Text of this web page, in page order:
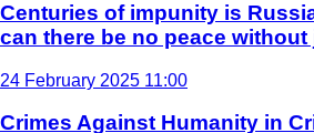
Centuries of impunity is
can there be no peace
24 February 2025 11:00
Crimes Against Humanity in